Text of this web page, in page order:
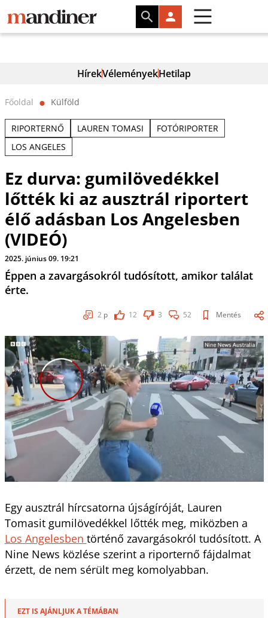
HírekVéleményekHetilap
Főoldal ⬤ Külföld
RIPORTERNŐ LAUREN TOMASI
FOTÓRIPORTER
LOS ANGELES
Ez durva: gumilövedékkel
lőtték ki az ausztrál riportert
élő adásban Los Angelesben
(VIDEÓ)
2025. június 09. 19:21
Éppen a zavargásokról tudósított, amikor találat
érte.
2 p 12 3 52 Mentés
Egy ausztrál hírcsatorna újságíróját, Lauren
Tomasit gumilövedékkel lőtték meg, miközben a
Los Angelesben történő zavargásokról tudósított. A
Nine News közlése szerint a riporternő fájdalmat
érzett, de nem sérült meg komolyabban.
EZT IS AJÁNLJUK A TÉMÁBAN